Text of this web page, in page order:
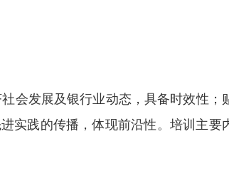
会发展及银行业动态，具备时效性；
实践的传播，体现前沿性。培训主要